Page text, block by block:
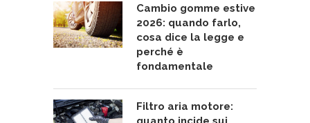
Cambio gomme estive
2026: quando farlo,
cosa dice la legge e
perché è
fondamentale
Filtro aria motore: